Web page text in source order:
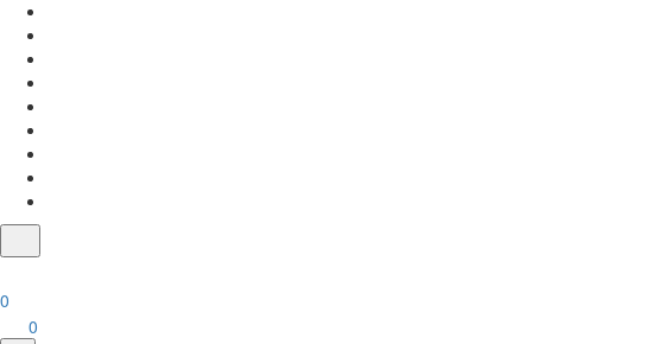
0
0